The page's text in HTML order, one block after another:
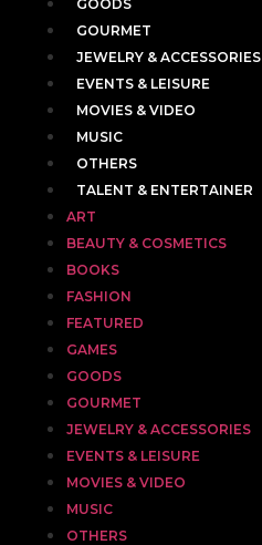
GOODS
GOURMET
JEWELRY & ACCESSORIES
EVENTS & LEISURE
MOVIES & VIDEO
MUSIC
OTHERS
TALENT & ENTERTAINER
ART
BEAUTY & COSMETICS
BOOKS
FASHION
FEATURED
GAMES
GOODS
GOURMET
JEWELRY & ACCESSORIES
EVENTS & LEISURE
MOVIES & VIDEO
MUSIC
OTHERS